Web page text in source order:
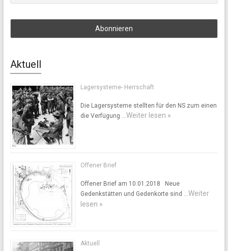
Aktuell
Lagersysteme- Herrschaft
Die Lagersysteme stellten für den NS zum einen
die Verfügung …Weiter lesen »
Offener Brief
Offener Brief am 10.01.2018 Neue
Gedenkstätten und Gedenkorte sind …Weiter
lesen »
Aktuell